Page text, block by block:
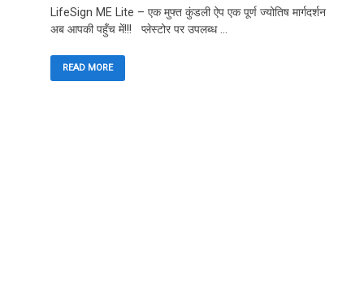
LifeSign ME Lite – एक मुफ्त कुंडली ऐप एक पूर्ण ज्योतिष मार्गदर्शन
अब आपकी पहुँच में!!! प्लेस्टोर पर उपलब्ध …
READ MORE